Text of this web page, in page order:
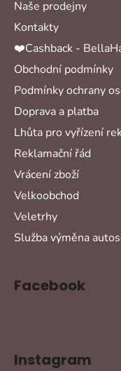
Naše prodejny
Kontakty
❤️Cashback -
Obchodní podmínky
Podmínky ochrany
Doprava a platba
Lhůta pro vyřízení
Reklamační řád
Vrácení zboží
Velkoobchod
Veletrhy
Služba výměna
Facebook
Instagram